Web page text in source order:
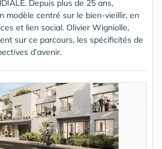
Depuis plus de 25 ans,
modèle centré sur le bien-vieillir, en
et lien social. Olivier Wigniolle,
sur ce parcours, les spécificités de
d’avenir.